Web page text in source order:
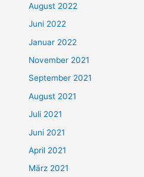
August 2022
Juni 2022
Januar 2022
November 2021
September 2021
August 2021
Juli 2021
Juni 2021
April 2021
März 2021